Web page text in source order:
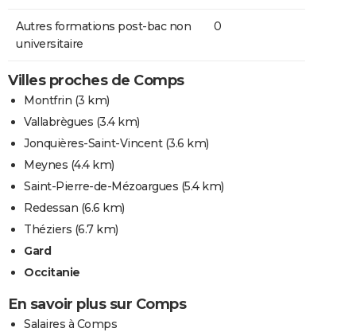
Autres formations post-bac non
universitaire
0
Villes proches de Comps
Montfrin (3 km)
Vallabrègues (3.4 km)
Jonquières-Saint-Vincent(3.6 km)
Meynes (4.4 km)
Saint-Pierre-de-Mézoargues (5.4 km)
Redessan (6.6 km)
Théziers (6.7 km)
Gard
Occitanie
En savoir plus sur Comps
Salaires à Comps